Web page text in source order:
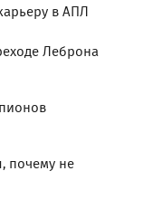
в АПЛ
Леброна
почему не